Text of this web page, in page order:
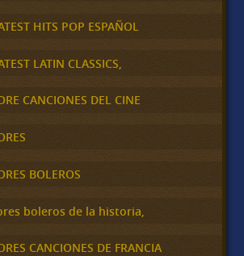
HITS POP ESPAÑOL
LATIN CLASSICS,
CANCIONES DEL CINE
BOLEROS
boleros de la historia,
CANCIONES DE FRANCIA